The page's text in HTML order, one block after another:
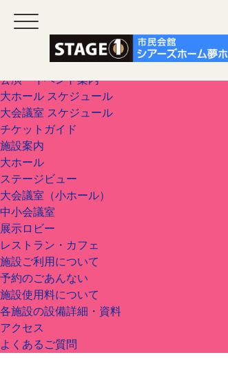
公演・イベント案内
大ホール スケジュール
大会議室 スケジュール
チケットガイド
施設案内
大ホール
ステージビュー
大会議室（小ホール）
中小会議室
展示ロビー
レストラン・カフェ
施設ご利用について
予約のごあんない
施設使用料について
各施設の設備詳細・資料
アクセス
よくあるご質問